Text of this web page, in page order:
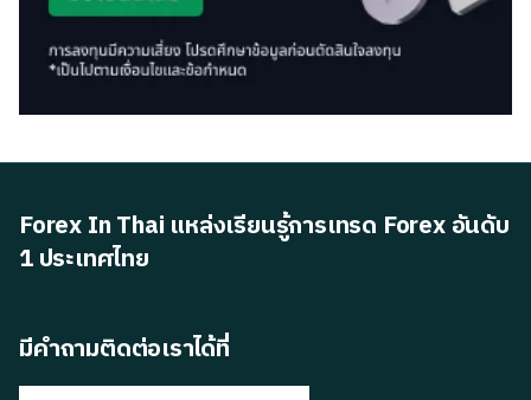
Forex In Thai แหล่งเรียนรู้การเทรด Forex อันดับ
1 ประเทศไทย
มีคำถามติดต่อเราได้ที่